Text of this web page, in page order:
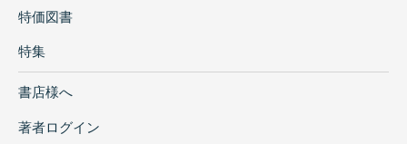
特価図書
特集
書店様へ
著者ログイン